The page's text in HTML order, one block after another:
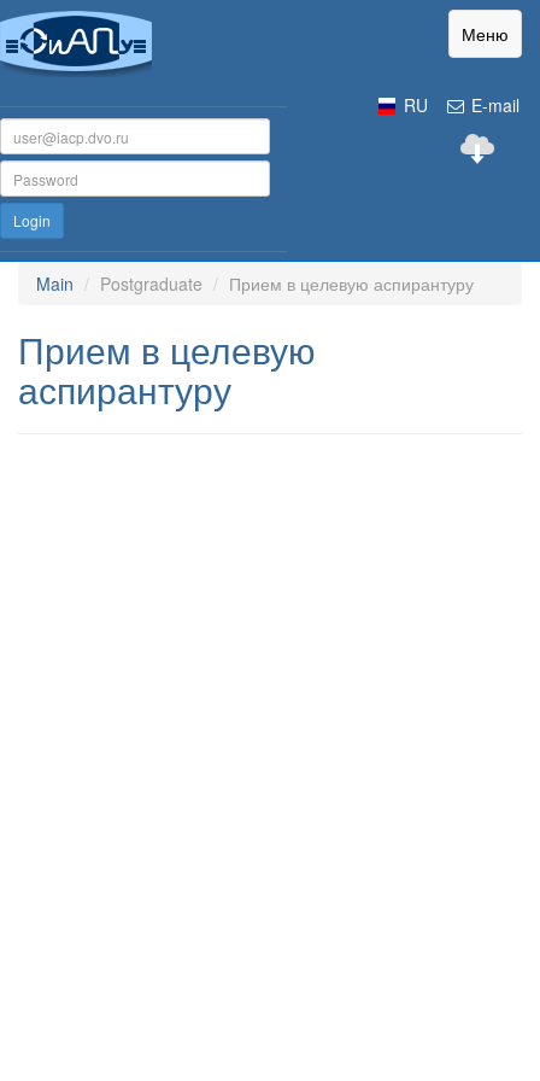
Меню
E-mail
RU
Login
Main Postgraduate Прием в целевую аспирантуру
Прием в целевую
аспирантуру